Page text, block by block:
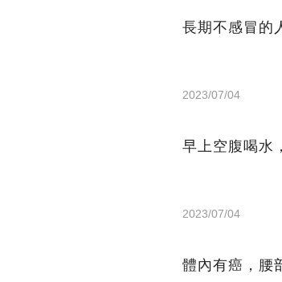
長期不感冒的
2023/07/04
早上空腹喝水
2023/07/04
體內有癌，腰